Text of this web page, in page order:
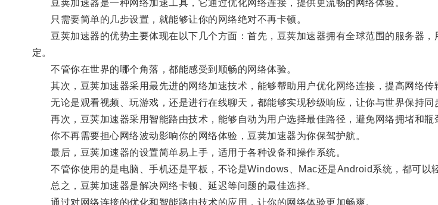
豆荚加速器是一种网络加速工具，它通过优化网络连接，提供更流畅的网络体验。
只需要简单的几步设置，就能够让你的网络绝对不再卡顿。
豆荚加速器的优势主要体现在以下几个方面：首先，豆荚加速器拥有全球范围的服务器，
定。
不管你在世界的哪个角落，都能感受到顺畅的网络体验。
其次，豆荚加速器采用最先进的网络加速技术，能够帮助用户优化网络连接，提高网络传
无论是观看视频、玩游戏，还是进行在线聊天，都能够实现秒级响应，让你与世界保持同
再次，豆荚加速器采用智能路由技术，能够自动为用户选择最佳路径，避免网络拥堵和瓶
你不再需要担心网络波动影响你的网络体验，豆荚加速器为你保驾护航。
最后，豆荚加速器的设置简单易上手，适用于各种设备和操作系统。
不管你使用的是电脑、手机还是平板，不论是Windows、Mac还是Android系统，都可以
总之，豆荚加速器是解决网络卡顿、延迟等问题的最佳选择。
通过对网络连接的优化和智能路由技术的应用，让你的网络体验更加畅爽。